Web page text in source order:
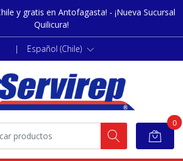
y gratis en Antofagasta! - ¡Nueva Sucursal
Quilicura!
| Español (Chile)
0